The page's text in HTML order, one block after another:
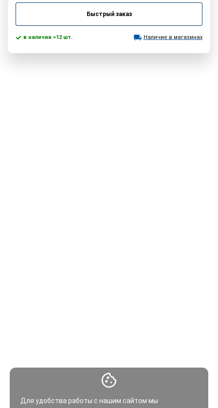
Для удобства работы с нашим сайтом мы
Быстрый заказ
в наличии >12 шт. Наличие в магазинах